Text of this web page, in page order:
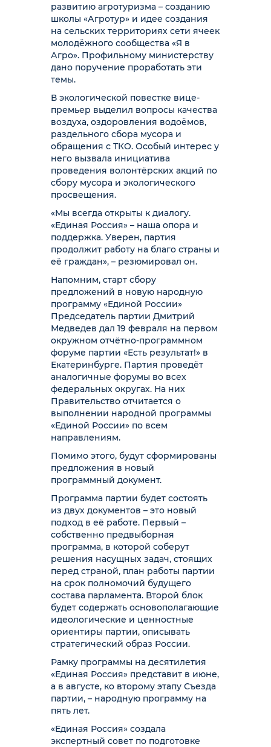
развитию агротуризма – созданию
школы «Агротур» и идее создания
на сельских территориях сети ячеек
молодёжного сообщества «Я в
Агро». Профильному министерству
дано поручение проработать эти
темы.
В экологической повестке вице-
премьер выделил вопросы качества
воздуха, оздоровления водоёмов,
раздельного сбора мусора и
обращения с ТКО. Особый интерес у
него вызвала инициатива
проведения волонтёрских акций по
сбору мусора и экологического
просвещения.
«Мы всегда открыты к диалогу.
«Единая Россия» – наша опора и
поддержка. Уверен, партия
продолжит работу на благо страны и
её граждан», – резюмировал он.
Напомним, старт сбору
предложений в новую народную
программу «Единой России»
Председатель партии Дмитрий
Медведев дал 19 февраля на первом
окружном отчётно-программном
форуме партии «Есть результат!» в
Екатеринбурге. Партия проведёт
аналогичные форумы во всех
федеральных округах. На них
Правительство отчитается о
выполнении народной программы
«Единой России» по всем
направлениям.
Помимо этого, будут сформированы
предложения в новый
программный документ.
Программа партии будет состоять
из двух документов – это новый
подход в её работе. Первый –
собственно предвыборная
программа, в которой соберут
решения насущных задач, стоящих
перед страной, план работы партии
на срок полномочий будущего
состава парламента. Второй блок
будет содержать основополагающие
идеологические и ценностные
ориентиры партии, описывать
стратегический образ России.
Рамку программы на десятилетия
«Единая Россия» представит в июне,
а в августе, ко второму этапу Съезда
партии, – народную программу на
пять лет.
«Единая Россия» создала
экспертный совет по подготовке